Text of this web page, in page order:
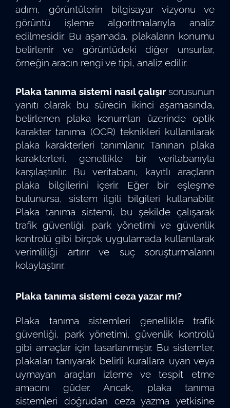
adım, görüntülerin bilgisayar vizyonu ve
görüntü işleme algoritmalarıyla analiz
edilmesidir. Bu aşamada, plakaların konumu
belirlenir ve görüntüdeki diğer unsurlar,
örneğin aracın rengi ve tipi, analiz edilir.
Plaka tanıma sistemi nasıl çalışırsorusunun
yanıtı olarak bu sürecin ikinci aşamasında,
belirlenen plaka konumları üzerinde optik
karakter tanıma (OCR) teknikleri kullanılarak
plaka karakterleri tanımlanır. Tanınan plaka
karakterleri, genellikle bir veritabanıyla
karşılaştırılır. Bu veritabanı, kayıtlı araçların
plaka bilgilerini içerir. Eğer bir eşleşme
bulunursa, sistem ilgili bilgileri kullanabilir.
Plaka tanıma sistemi, bu şekilde çalışarak
trafik güvenliği, park yönetimi ve güvenlik
kontrolü gibi birçok uygulamada kullanılarak
verimliliği artırır ve suç soruşturmalarını
kolaylaştırır.
Plaka tanıma sistemi ceza yazar mı?
Plaka tanıma sistemleri genellikle trafik
güvenliği, park yönetimi, güvenlik kontrolü
gibi amaçlar için tasarlanmıştır. Bu sistemler,
plakaları tanıyarak belirli kurallara uyan veya
uymayan araçları izleme ve tespit etme
amacını güder. Ancak, plaka tanıma
sistemleri doğrudan ceza yazma yetkisine